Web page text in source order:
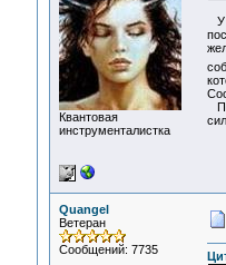
Квантовая
инструменталистка
У
Quangel
Ветеран
Сообщений: 7735